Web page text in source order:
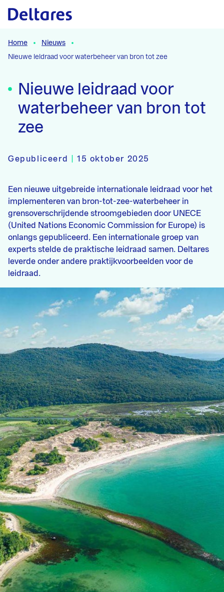
Naar hoofdcontent
Home
Nieuws
Nieuwe leidraad voor waterbeheer van bron tot zee
Nieuwe leidraad voor
waterbeheer van bron tot
zee
Gepubliceerd |15 oktober 2025
Een nieuwe uitgebreide internationale leidraad voor het
implementeren van bron-tot-zee-waterbeheer in
grensoverschrijdende stroomgebieden door UNECE
(United Nations Economic Commission for Europe) is
onlangs gepubliceerd. Een internationale groep van
experts stelde de praktische leidraad samen. Deltares
leverde onder andere praktijkvoorbeelden voor de
leidraad.